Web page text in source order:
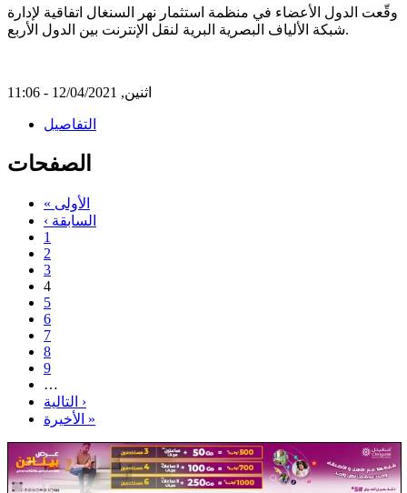
وقّعت الدول الأعضاء في منظمة استثمار نهر السنغال اتفاقية لإدارة
شبكة الألياف البصرية البرية لنقل الإنترنت بين الدول الأربع.
اثنين, 12/04/2021 - 11:06
التفاصيل
الصفحات
« الأولى
‹ السابقة
1
2
3
4
5
6
7
8
9
…
التالية ›
الأخيرة »